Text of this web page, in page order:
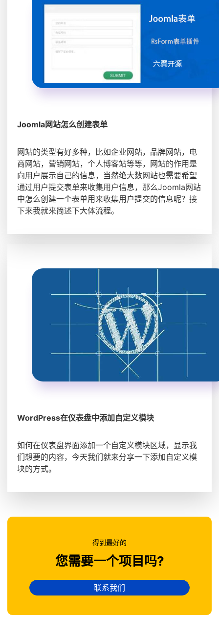
Joomla网站怎么创建表单
网站的类型有好多种，比如企业网站，品牌网站，电
商网站，营销网站，个人博客站等等，网站的作用是
向用户展示自己的信息，当然绝大数网站也需要希望
通过用户提交表单来收集用户信息，那么Joomla网站
中怎么创建一个表单用来收集用户提交的信息呢？接
下来我就来简述下大体流程。
WordPress在仪表盘中添加自定义模块
如何在仪表盘界面添加一个自定义模块区域，显示我
们想要的内容，今天我们就来分享一下添加自定义模
块的方式。
得到最好的
您需要一个项目吗?
联系我们